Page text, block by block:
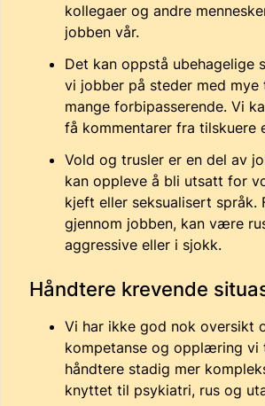
kollegaer og andre
jobben vår.
Det kan oppstå ubehagelige
vi jobber på steder med mye
mange forbipasserende. Vi
få kommentarer fra tilskuere
Vold og trusler er en del av
kan oppleve å bli utsatt for
kjeft eller seksualisert språk.
gjennom jobben, kan være
aggressive eller i sjokk.
Håndtere krevende
Vi har ikke god nok oversikt
kompetanse og opplæring vi
håndtere stadig mer
knyttet til psykiatri, rus og